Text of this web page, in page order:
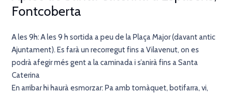
Fontcoberta
A les 9h: A les 9 h sortida a peu de la Plaça Major (davant antic
Ajuntament). Es farà un recorregut fins a Vilavenut, on es
podrà afegir més gent a la caminada i s’anirà fins a Santa
Caterina
En arribar hi haurà esmorzar: Pa amb tomàquet, botifarra, vi,